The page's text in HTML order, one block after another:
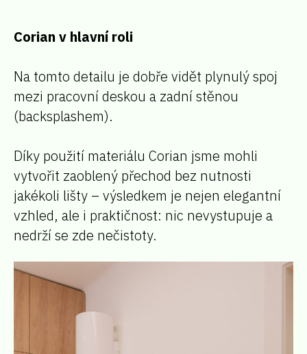
Corian v hlavní roli
Na tomto detailu je dobře vidět plynulý spoj
mezi pracovní deskou a zadní stěnou
(backsplashem).
Díky použití materiálu Corian jsme mohli
vytvořit zaoblený přechod bez nutnosti
jakékoli lišty – výsledkem je nejen elegantní
vzhled, ale i praktičnost: nic nevystupuje a
nedrží se zde nečistoty.